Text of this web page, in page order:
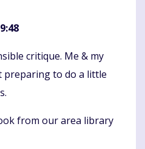
critique. Me & my
preparing to do a little
from our area lіbrary